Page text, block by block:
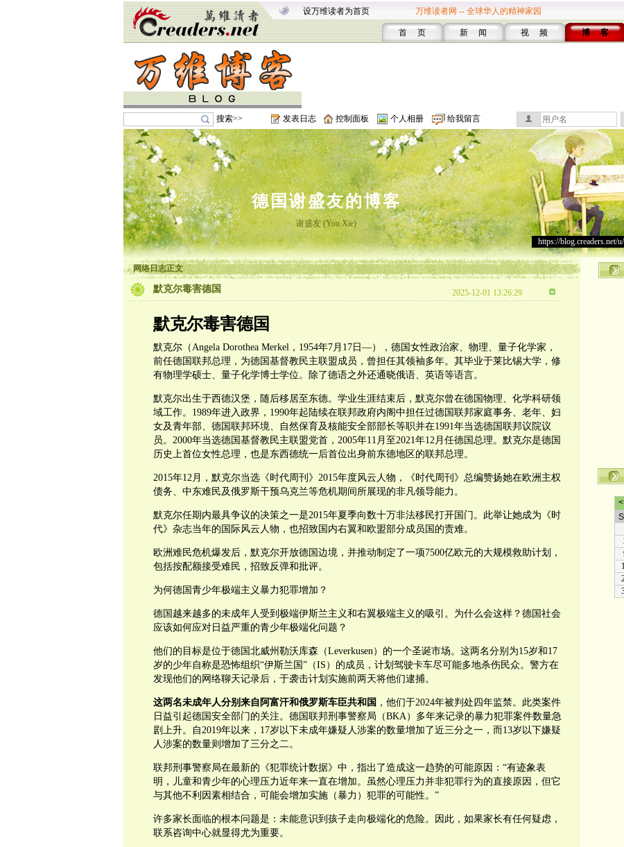
设万维读者为首页 万维读者网 -- 全球华人的精神家园
首 页 新 闻 视 频 博 客
搜索>> 发表日志 控制面板 个人相册 给我留言
德国谢盛友的博客
谢盛友 (You Xie)
https://blog.creaders.net/
网络日志正文
默克尔毒害德国 2025-12-01 13:26:29
默克尔毒害德国
默克尔（Angela Dorothea Merkel，1954年7月17日—），德国女性政治家、物理、量子化学家，
前任德国联邦总理，为德国基督教民主联盟成员，曾担任其领袖多年。其毕业于莱比锡大学，修
有物理学硕士、量子化学博士学位。除了德语之外还通晓俄语、英语等语言。
默克尔出生于西德汉堡，随后移居至东德。学业生涯结束后，默克尔曾在德国物理、化学科研领
域工作。1989年进入政界，1990年起陆续在联邦政府内阁中担任过德国联邦家庭事务、老年、妇
女及青年部、德国联邦环境、自然保育及核能安全部部长等职并在1991年当选德国联邦议院议
员。2000年当选德国基督教民主联盟党首，2005年11月至2021年12月任德国总理。默克尔是德国
历史上首位女性总理，也是东西德统一后首位出身前东德地区的联邦总理。
2015年12月，默克尔当选《时代周刊》2015年度风云人物，《时代周刊》总编赞扬她在欧洲主权
债务、中东难民及俄罗斯干预乌克兰等危机期间所展现的非凡领导能力。
默克尔任期内最具争议的决策之一是2015年夏季向数十万非法移民打开国门。此举让她成为《时
代》杂志当年的国际风云人物，也招致国内右翼和欧盟部分成员国的责难。
欧洲难民危机爆发后，默克尔开放德国边境，并推动制定了一项7500亿欧元的大规模救助计划，
包括按配额接受难民，招致反弹和批评。
为何德国青少年极端主义暴力犯罪增加？
德国越来越多的未成年人受到极端伊斯兰主义和右翼极端主义的吸引。为什么会这样？德国社会
应该如何应对日益严重的青少年极端化问题？
他们的目标是位于德国北威州勒沃库森（Leverkusen）的一个圣诞市场。这两名分别为15岁和17
岁的少年自称是恐怖组织“伊斯兰国”（IS）的成员，计划驾驶卡车尽可能多地杀伤民众。警方在
发现他们的网络聊天记录后，于袭击计划实施前两天将他们逮捕。
这两名未成年人分别来自阿富汗和俄罗斯车臣共和国 ，他们于2024年被判处四年监禁。此类案件
日益引起德国安全部门的关注。德国联邦刑事警察局（BKA）多年来记录的暴力犯罪案件数量急
剧上升。自2019年以来，17岁以下未成年嫌疑人涉案的数量增加了近三分之一，而13岁以下嫌疑
人涉案的数量则增加了三分之二。
联邦刑事警察局在最新的《犯罪统计数据》中，指出了造成这一趋势的可能原因：“有迹象表
明，儿童和青少年的心理压力近年来一直在增加。虽然心理压力并非犯罪行为的直接原因，但它
与其他不利因素相结合，可能会增加实施（暴力）犯罪的可能性。”
许多家长面临的根本问题是：未能意识到孩子走向极端化的危险。因此，如果家长有任何疑虑，
联系咨询中心就显得尤为重要。